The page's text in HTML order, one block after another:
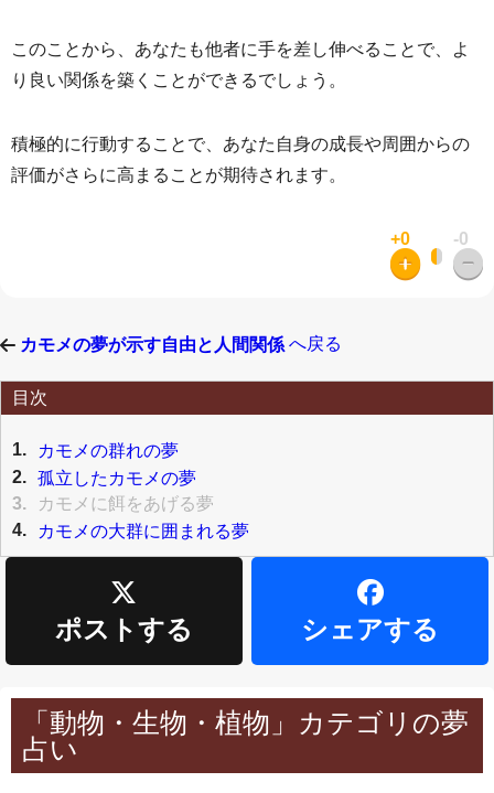
このことから、あなたも他者に手を差し伸べることで、よ
り良い関係を築くことができるでしょう。
積極的に行動することで、あなた自身の成長や周囲からの
評価がさらに高まることが期待されます。
+0 -0
カモメの夢が示す自由と人間関係 へ戻る
目次
1.
カモメの群れの夢
2. 孤立したカモメの夢
3.
カモメに餌をあげる夢
4.
カモメの大群に囲まれる夢
ポストする シェアする
「動物・生物・植物」カテゴリの夢
占い